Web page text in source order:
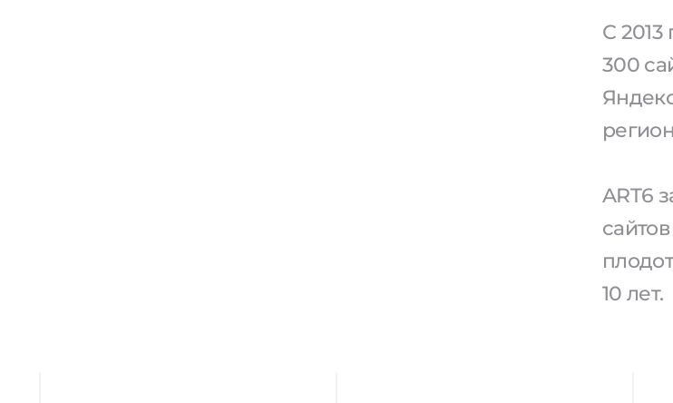
С 2013
300
ART6
10 лет.